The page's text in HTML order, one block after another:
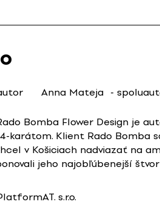
Anna Mateja -
Bomba Flower Design je
karátom. Klient Rado Bomba
v Košiciach nadviazať na
jeho najobľúbenejší
s.r.o.